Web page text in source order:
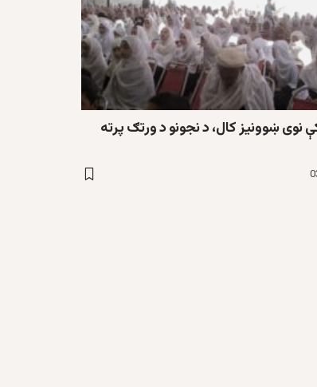
نوی ښوونیز کال، د نجونو د ورتګ پرته